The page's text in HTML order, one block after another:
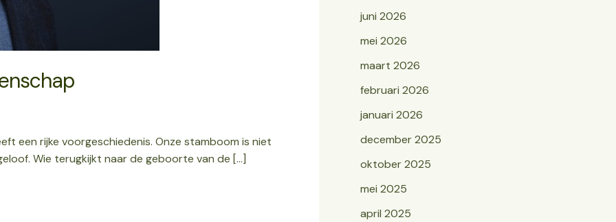
een rijke voorgeschiedenis. Onze stamboom is niet
Wie terugkijkt naar de geboorte van de […]
juni 2026
mei 2026
maart 2026
februari 2026
januari 2026
december 2025
oktober 2025
mei 2025
april 2025